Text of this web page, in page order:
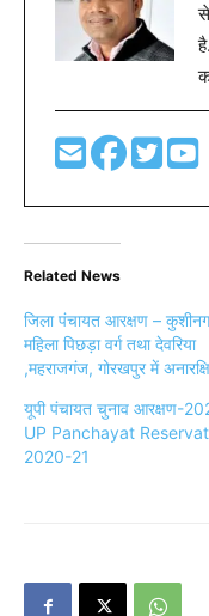
Related News
जिला पंचायत आरक्षण –
महिला पिछड़ा वर्ग तथा देवरिया
,महराजगंज, गोरखपुर में
यूपी पंचायत चुनाव आरक्षण-
UP Panchayat
2020-21